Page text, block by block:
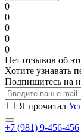
0
0
0
0
0
Нет отзывов об
Хотите узнавать
Подпишитесь на
Я прочитал
+7 (981) 9-456-456